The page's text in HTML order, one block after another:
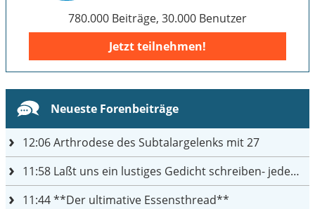
780.000 Beiträge, 30.000 Benutzer
Jetzt teilnehmen!
Neueste Forenbeiträge
12:06Arthrodese des Subtalargelenks mit 27
11:58 Laßt uns ein lustiges Gedicht schreiben- jeder einen Satz
11:44**Der ultimative Essensthread**